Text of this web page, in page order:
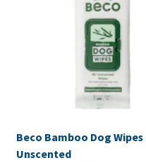
Beco Bamboo Dog Wipes
Unscented